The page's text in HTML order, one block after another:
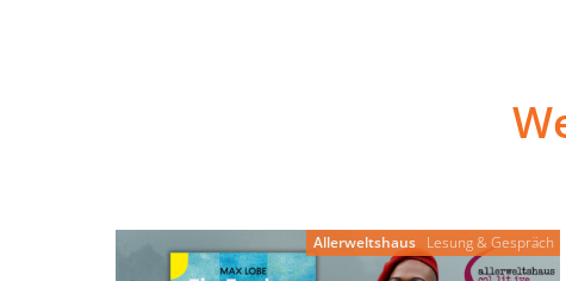
Allerweltshaus Lesung & Gespräch